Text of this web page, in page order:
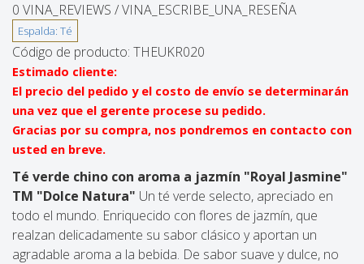
0 VINA_REVIEWS /VINA_ESCRIBE_UNA_RESEÑA
Código de producto: THEUKR020
Estimado cliente:
El precio del pedido y el costo de envío se determinarán
una vez que el gerente procese su pedido.
Gracias por su compra, nos pondremos en contacto con
usted en breve.
Té verde chino con aroma a jazmín "Royal Jasmine"
TM "Dolce Natura" Un té verde selecto, apreciado en
todo el mundo. Enriquecido con flores de jazmín, que
realzan delicadamente su sabor clásico y aportan un
agradable aroma a la bebida. De sabor suave y dulce, no